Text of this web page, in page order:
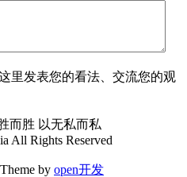
里发表您的看法、交流您的观
而胜 以无私而私
All Rights Reserved
by open开发